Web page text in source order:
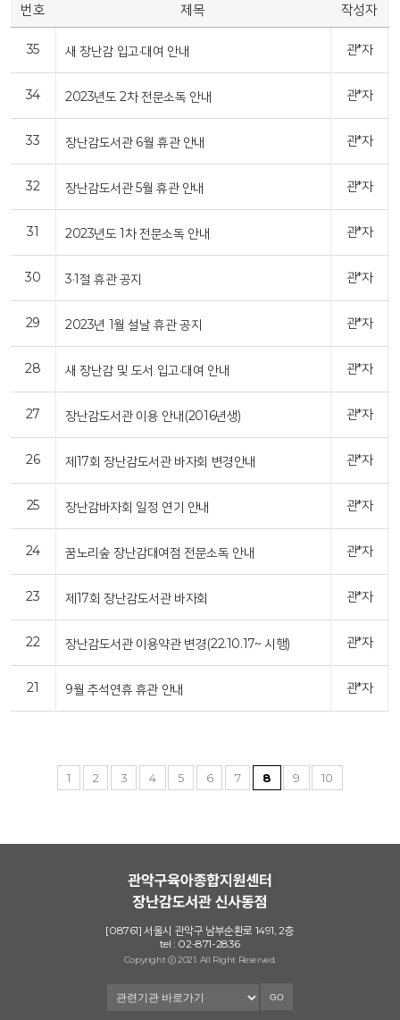
번호 제목 작성자
35 새 장난감 입고·대여 안내 관*자
34 2023년도 2차 전문소독 안내 관*자
33 장난감도서관 6월 휴관 안내 관*자
32 장난감도서관 5월 휴관 안내 관*자
31 2023년도 1차 전문소독 안내 관*자
30 3·1절 휴관 공지 관*자
29 2023년 1월 설날 휴관 공지 관*자
28 새 장난감 및 도서 입고·대여 안내 관*자
27 장난감도서관 이용 안내(2016년생) 관*자
26 제17회 장난감도서관 바자회 변경안내 관*자
25 장난감바자회 일정 연기 안내 관*자
24 꿈노리숲 장난감대여점 전문소독 안내 관*자
23 제17회 장난감도서관 바자회 관*자
22 장난감도서관 이용약관 변경(22.10.17~ 시행) 관*자
21 9월 추석연휴 휴관 안내 관*자
1 2 3 4 5 6 7 8 9 10
[08761] 서울시 관악구 남부순환로 1491, 2층
tel : 02-871-2836
Copyright ⓒ 2021. All Right Reserved.
GO